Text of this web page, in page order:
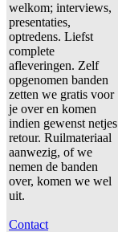
welkom; interviews,
presentaties,
optredens. Liefst
complete
afleveringen. Zelf
opgenomen banden
zetten we gratis voor
je over en komen
indien gewenst netjes
retour. Ruilmateriaal
aanwezig, of we
nemen de banden
over, komen we wel
uit.
Contact